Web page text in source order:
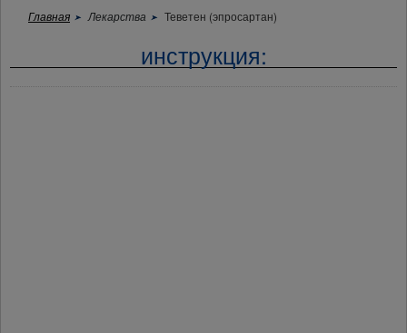
Главная Лекарства Теветен (эпросартан)
инструкция: